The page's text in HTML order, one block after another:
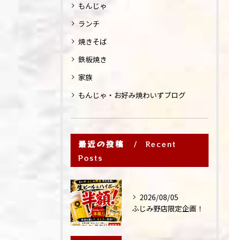
もんじゃ
ランチ
焼きそば
鉄板焼き
家族
もんじゃ・お好み焼わいずブログ
最近の投稿
Recent
Posts
2026/08/05
ふじみ野店限定企画！